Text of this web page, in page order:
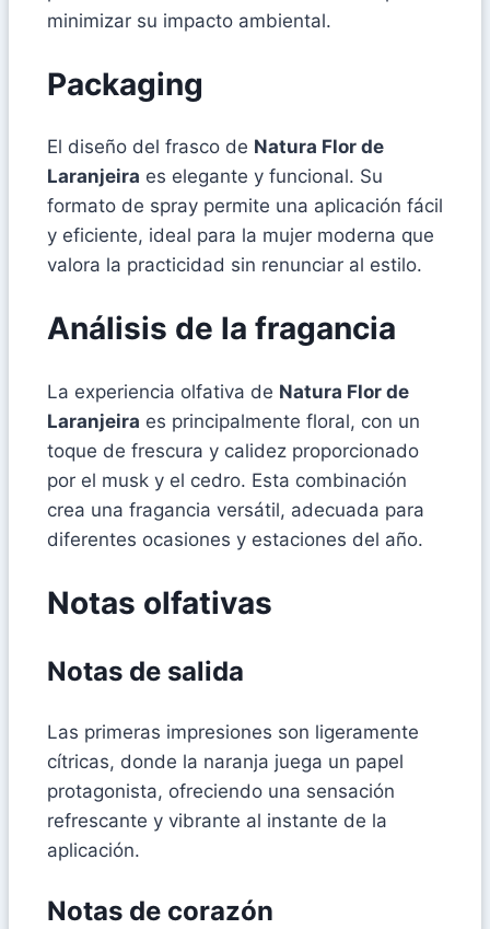
minimizar su impacto ambiental.
Packaging
El diseño del frasco de Natura Flor de
Laranjeira es elegante y funcional. Su
formato de spray permite una aplicación fácil
y eficiente, ideal para la mujer moderna que
valora la practicidad sin renunciar al estilo.
Análisis de la fragancia
La experiencia olfativa de Natura Flor de
Laranjeira es principalmente floral, con un
toque de frescura y calidez proporcionado
por el musk y el cedro. Esta combinación
crea una fragancia versátil, adecuada para
diferentes ocasiones y estaciones del año.
Notas olfativas
Notas de salida
Las primeras impresiones son ligeramente
cítricas, donde la naranja juega un papel
protagonista, ofreciendo una sensación
refrescante y vibrante al instante de la
aplicación.
Notas de corazón